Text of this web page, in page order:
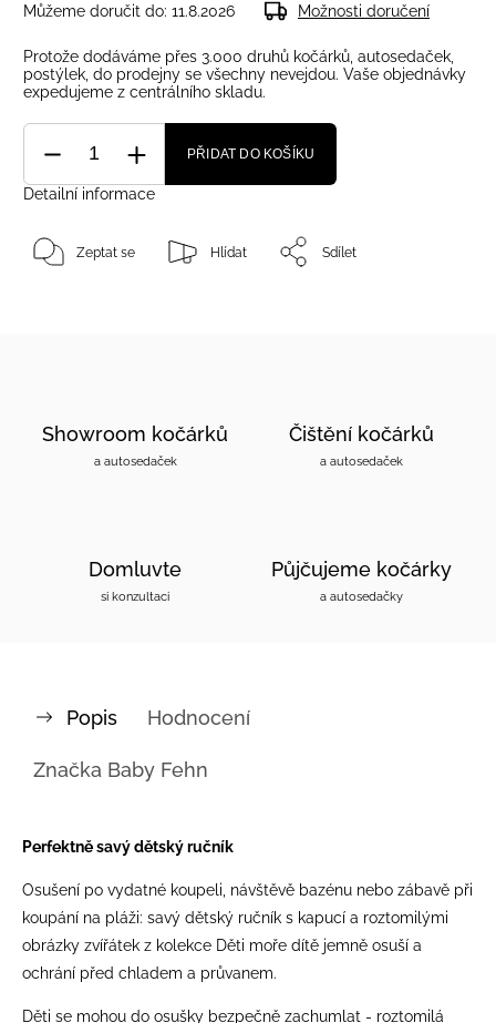
Můžeme doručit do: 11.8.2026 Možnosti doručení
Protože dodáváme přes 3.000 druhů kočárků, autosedaček,
postýlek, do prodejny se všechny nevejdou. Vaše objednávky
expedujeme z centrálního skladu.
PŘIDAT DO KOŠÍKU
Detailní informace
Zeptat se Hlídat Sdílet
Showroom kočárků
a autosedaček
Čištění kočárků
a autosedaček
Domluvte
si konzultaci
Půjčujeme kočárky
a autosedačky
Popis Hodnocení
Značka Baby Fehn
Perfektně savý dětský ručník
Osušení po vydatné koupeli, návštěvě bazénu nebo zábavě při
koupání na pláži: savý dětský ručník s kapucí a roztomilými
obrázky zvířátek z kolekce Děti moře dítě jemně osuší a
ochrání před chladem a průvanem.
Děti se mohou do osušky bezpečně zachumlat - roztomilá